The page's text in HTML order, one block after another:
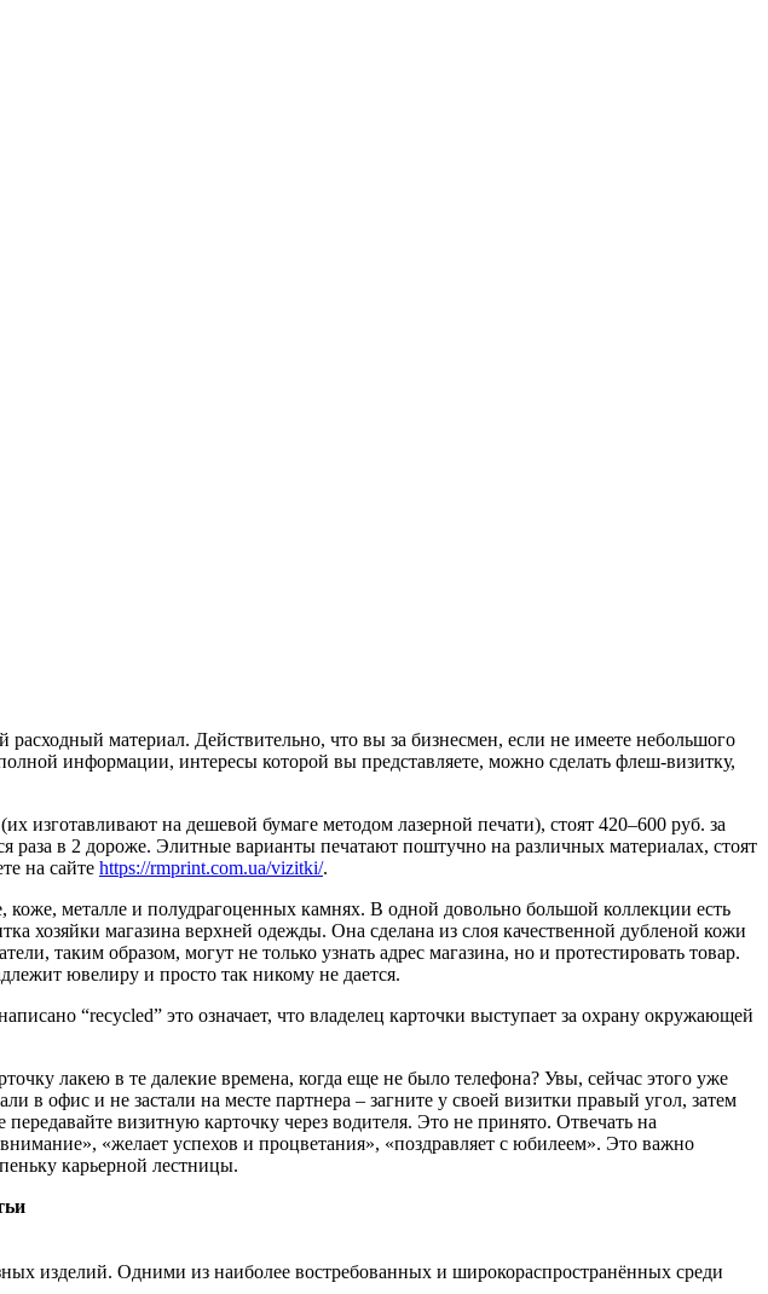
материал. Действительно, что вы за бизнесмен, если не имеете небольшого
информации, интересы которой вы представляете, можно сделать флеш-визитку,
на дешевой бумаге методом лазерной печати), стоят 420–600 руб. за
в 2 дороже. Элитные варианты печатают поштучно на различных материалах, стоят
на сайте https://rmprint.com.ua/vizitki/.
металле и полудрагоценных камнях. В одной довольно большой коллекции есть
хозяйки магазина верхней одежды. Она сделана из слоя качественной дубленой кожи
таким образом, могут не только узнать адрес магазина, но и протестировать товар.
ювелиру и просто так никому не дается.
“recycled” это означает, что владелец карточки выступает за охрану окружающей
лакею в те далекие времена, когда еще не было телефона? Увы, сейчас этого уже
офис и не застали на месте партнера – загните у своей визитки правый угол, затем
визитную карточку через водителя. Это не принято. Отвечать на
«желает успехов и процветания», «поздравляет с юбилеем». Это важно
карьерной лестницы.
изделий. Одними из наиболее востребованных и широкораспространённых среди